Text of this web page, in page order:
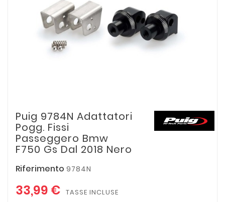
Puig 9784N Adattatori
Pogg. Fissi
Passeggero Bmw
F750 Gs Dal 2018 Nero
Riferimento 9784N
33,99 € TASSE INCLUSE